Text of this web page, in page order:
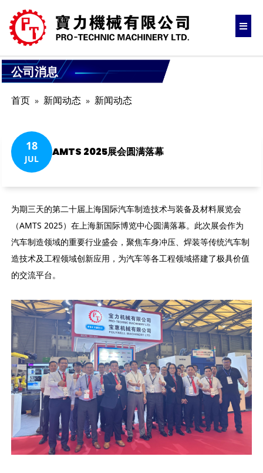
公司消息
首页 新闻动态 新闻动态
18
JUL
AMTS 2025展会圆满落幕
为期三天的第二十届上海国际汽车制造技术与装备及材料展览会
（AMTS 2025）在上海新国际博览中心圆满落幕。此次展会作为
汽车制造领域的重要行业盛会，聚焦车身冲压、焊装等传统汽车制
造技术及工程领域创新应用，为汽车等各工程领域搭建了极具价值
的交流平台。